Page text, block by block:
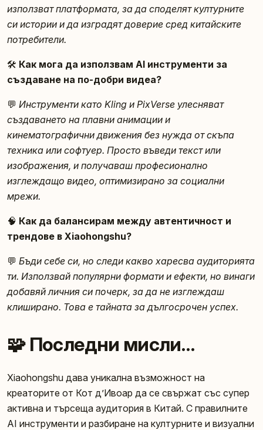
използват платформата, за да споделят културните
си истории и да изградят доверие сред китайските
потребители.
🛠️ Как мога да използвам AI инструменти за
създаване на по-добри видеа?
💬 Инструменти като Kling и PixVerse улесняват
създаването на плавни анимации и
кинематографични движения без нужда от скъпа
техника или софтуер. Просто въведи текст или
изображения, и получаваш професионално
изглеждащо видео, оптимизирано за социални
мрежи.
🧠 Как да балансирам между автентичност и
трендове в Xiaohongshu?
💬 Бъди себе си, но следи какво харесва аудиторията
ти. Използвай популярни формати и ефекти, но винаги
добавяй личния си почерк, за да не изглеждаш
клиширано. Това е тайната за дългосрочен успех.
🧩 Последни мисли…
Xiaohongshu дава уникална възможност на
креаторите от Кот д’Ивоар да се свържат със супер
активна и търсеща аудитория в Китай. С правилните
AI инструменти и разбиране на културните и визуални